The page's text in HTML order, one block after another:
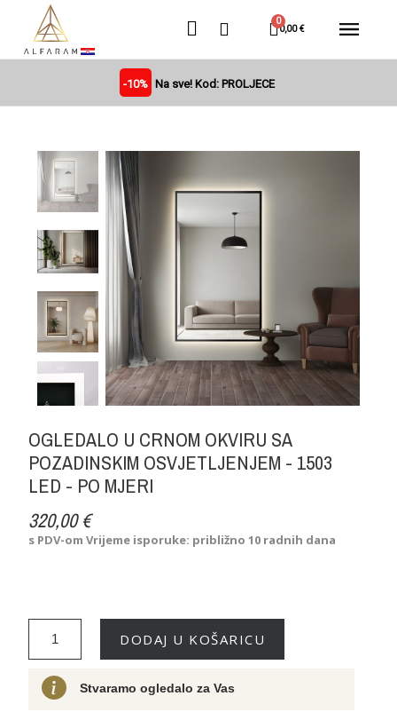
0,00 €
-10% Na sve! Kod: PROLJECE
OGLEDALO U CRNOM OKVIRU SA
POZADINSKIM OSVJETLJENJEM - 1503
LED - PO MJERI
320,00 €
s PDV-omVrijeme isporuke: približno 10 radnih dana
DODAJ U KOŠARICU
Stvaramo ogledalo za Vas